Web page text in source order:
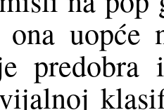
uopće